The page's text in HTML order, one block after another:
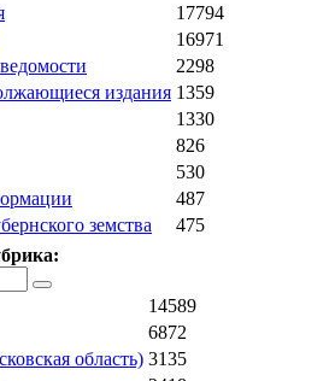
17794
16971
2298
издания 1359
1330
826
530
487
земства
475
14589
6872
область) 3135